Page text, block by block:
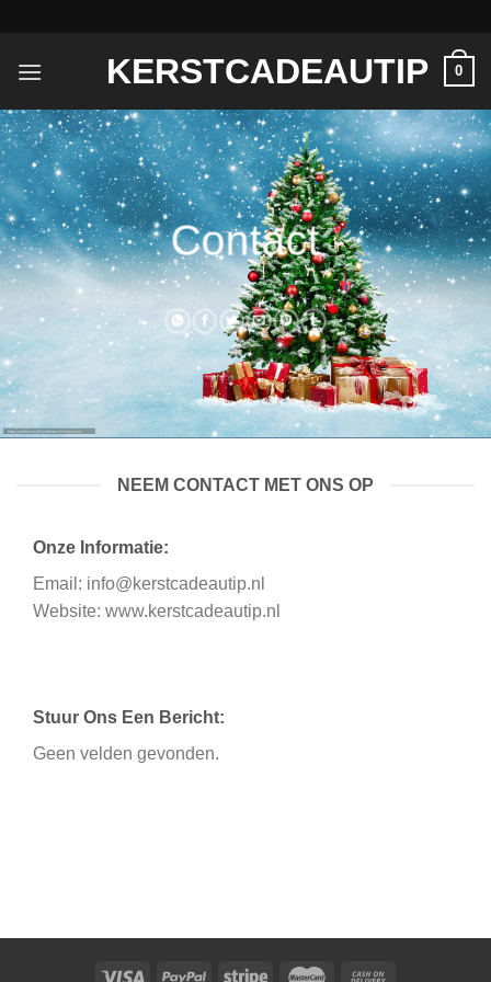
inhoud
KERSTCADEAUTIP 0
Contact
___
NEEM CONTACT MET ONS OP
Onze Informatie:
Email: info@kerstcadeautip.nl
Website: www.kerstcadeautip.nl
Stuur Ons Een Bericht:
Geen velden gevonden.